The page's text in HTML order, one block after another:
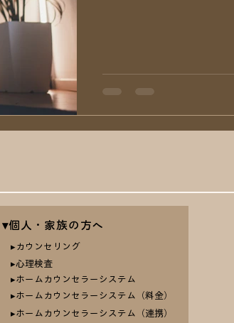
▾個人・家族の方へ
▸カウンセリング
​▸心理検査
▸ホームカウンセラーシステム
▸ホームカウンセラーシステム（料金）
▸ホームカウンセラーシステム（連携）